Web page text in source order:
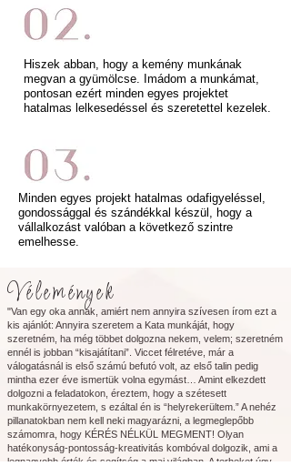
Hiszek abban, hogy a kemény munkának
megvan a gyümölcse. Imádom a munkámat,
pontosan ezért minden egyes projektet
hatalmas lelkesedéssel és szeretettel kezelek.
Minden egyes projekt hatalmas odafigyeléssel,
gondossággal és szándékkal készül, hogy a
vállalkozást valóban a következő szintre
emelhesse.
Vélemények
"Van egy oka annak, amiért nem annyira szívesen írom ezt a
kis ajánlót: Annyira szeretem a Kata munkáját, hogy
szeretném, ha még többet dolgozna nekem, velem; szeretném
ennél is jobban “kisajátítani”. Viccet félretéve, már a
válogatásnál is első számú befutó volt, az első talin pedig
mintha ezer éve ismertük volna egymást… Amint elkezdett
dolgozni a feladatokon, éreztem, hogy a szétesett
munkakörnyezetem, s ezáltal én is “helyrekerültem.” A nehéz
pillanatokban nem kell neki magyarázni, a legmeglepőbb
számomra, hogy KÉRÉS NÉLKÜL MEGMENT! Olyan
hatékonyság-pontosság-kreativitás kombóval dolgozik, ami a
legnagyobb érték és segítség a mai világban. A terheket úgy